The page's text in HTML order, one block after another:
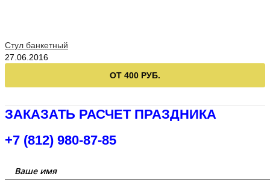
Стул банкетный
27.06.2016
ОТ 400 РУБ.
ЗАКАЗАТЬ РАСЧЕТ ПРАЗДНИКА
+7 (812) 980-87-85